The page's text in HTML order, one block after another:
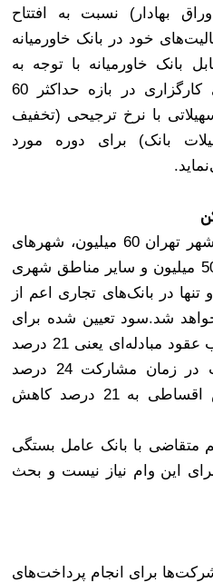
بهادار) نسبت به افتتاح
خود در بانک خاورمیانه
بانک خاورمیانه با توجه به
امتیاز انباشتی حساب جاری کارگزاری در بازه حداکثر 60
با نرخ ترجیحی (تخفیف
بانک) برای دوره مورد
تسهیلات خرید و ساخت در شهر تهران 60 میلیون، شهرهای
بالای 200 هزار نفر جمعیت 50 میلیون و سایر مناطق شهری
و تنها در بانک‌های تجاری اعم از
شد.سود تعیین شده برای
بازپرداخت این وام‌ها در قالب عقود مبادله‌ای یعنی 21 درصد
در خرید است و در ساخت در زمان مشارکت 24 درصد
خواهد بود که هنگام فروش اقساطی به 21 درصد کاهش
متقاضی با بانک عامل بستگی
این وام نیاز نیست و بحث
برای انجام پرداخت‌های